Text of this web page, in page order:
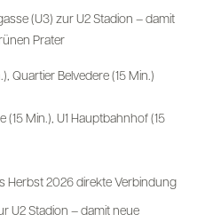
(U3) zur U2 Stadion – damit
Prater
Quartier Belvedere (15 Min.)
(15 Min.), U1 Hauptbahnhof (15
Herbst 2026 direkte Verbindung
U2 Stadion – damit neue